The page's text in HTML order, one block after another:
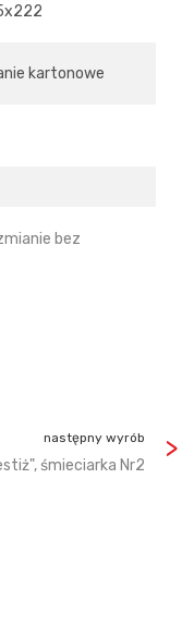
kartonowe
bez
następny wyrób
śmieciarka Nr2